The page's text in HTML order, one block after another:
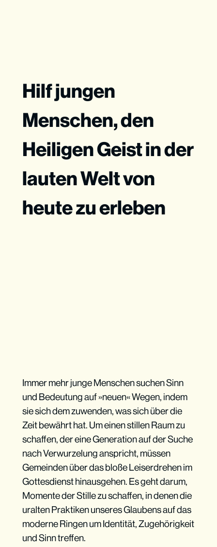
Hilf jungen
Menschen, den
Heiligen Geist in der
lauten Welt von
heute zu erleben
Immer mehr junge Menschen suchen Sinn
und Bedeutung auf »neuen« Wegen, indem
sie sich dem zuwenden, was sich über die
Zeit bewährt hat. Um einen stillen Raum zu
schaffen, der eine Generation auf der Suche
nach Verwurzelung anspricht, müssen
Gemeinden über das bloße Leiserdrehen im
Gottesdienst hinausgehen. Es geht darum,
Momente der Stille zu schaffen, in denen die
uralten Praktiken unseres Glaubens auf das
moderne Ringen um Identität, Zugehörigkeit
und Sinn treffen.